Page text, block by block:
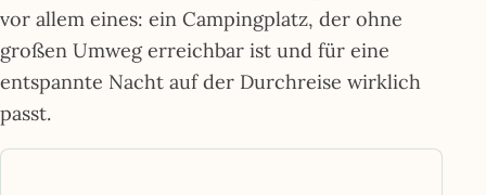
vor allem eines: ein Campingplatz, der ohne
großen Umweg erreichbar ist und für eine
entspannte Nacht auf der Durchreise wirklich
passt.